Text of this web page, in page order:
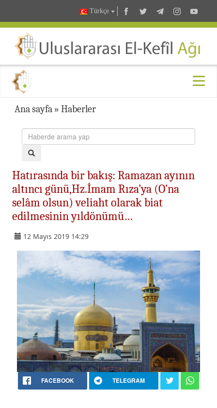
Türkçe
Ana sayfa » Haberler
Hatırasında bir bakış: Ramazan ayının
altıncı günü,Hz.İmam Rıza’ya (O’na
selâm olsun) veliaht olarak biat
edilmesinin yıldönümü…
12 Mayıs 2019 14:29
FACEBOOK TELEGRAM